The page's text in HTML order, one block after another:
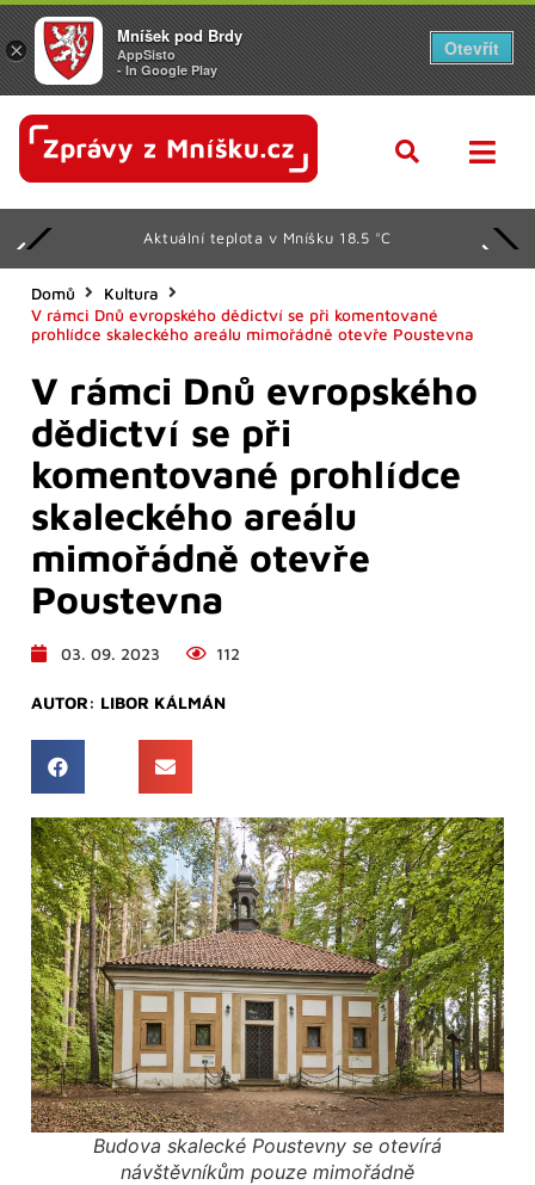
Aktuální teplota v Mníšku 18.5 °C
Domů
Kultura
V rámci Dnů evropského dědictví se při komentované
prohlídce skaleckého areálu mimořádně otevře Poustevna
V rámci Dnů evropského
dědictví se při
komentované prohlídce
skaleckého areálu
mimořádně otevře
Poustevna
03. 09. 2023 112
AUTOR: LIBOR KÁLMÁN
Budova skalecké Poustevny se otevírá
návštěvníkům pouze mimořádně
×
Mníšek pod Brdy
AppSisto
- In Google Play
Otevřít